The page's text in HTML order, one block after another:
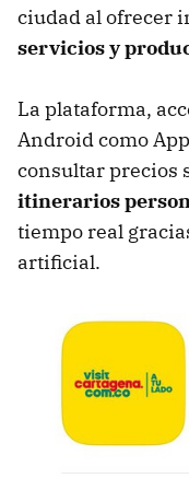
ciudad al ofrecer
servicios y
La plataforma,
Android como
consultar precios
itinerarios
tiempo real
artificial.